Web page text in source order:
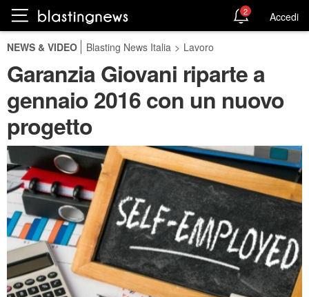
2 Accedi
NEWS & VIDEO Blasting News Italia > Lavoro
Garanzia Giovani riparte a
gennaio 2016 con un nuovo
progetto